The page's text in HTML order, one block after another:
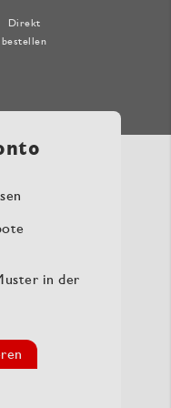
Direkt
bestellen
in der